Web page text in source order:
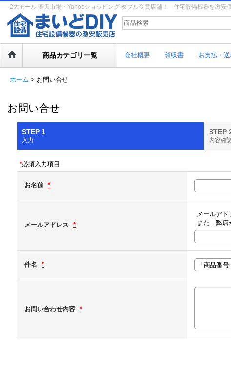
2大モール 楽天市場・Yahooショッピング ダブル受賞店舗！ 住宅設備機器を激安
商品カテゴリ一覧 会社概要 領収書 お支払・
ホーム > お問い合せ
お問い合せ
STEP 1
入力
STEP
内容確
*必須入力項目
お名前 *
メールアドレス *
メールアド
また、弊店
件名 *
お問い合わせ内容 *